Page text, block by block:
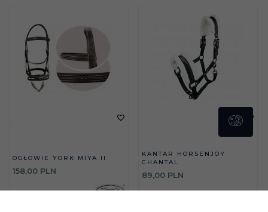
OGŁOWIE YORK MIYA II
158,00 PLN
KANTAR HORSENJOY
CHANTAL
89,00 PLN